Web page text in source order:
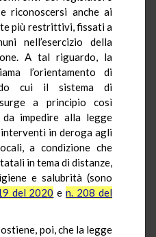
riconoscersi anche ai
più restrittivi, fissati a
nell’esercizio della
A tal riguardo, la
l’orientamento di
cui il sistema di
a principio così
impedire alla legge
in deroga agli
a condizione che
in tema di distanze,
e salubrità (sono
del 2020 en. 208 del
poi, che la legge